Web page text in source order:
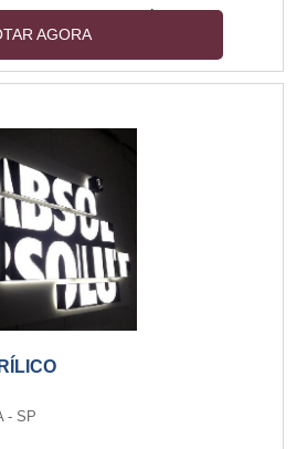
como este é que ele
e diferenciado, e pode
no ponto de venda.De
de comunicados, o
balcão é uma poderosa
e merchandising,
AGORA
- SP